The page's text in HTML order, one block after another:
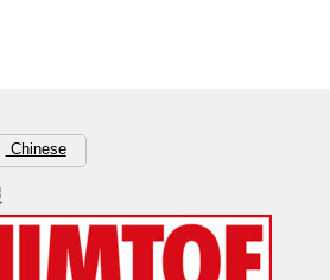
Chinese